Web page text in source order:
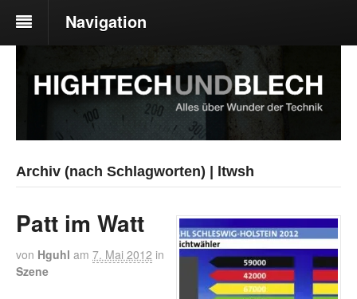
Navigation
Archiv (nach Schlagworten) | ltwsh
Patt im Watt
von Hguhl am 7. Mai 2012 in
Szene